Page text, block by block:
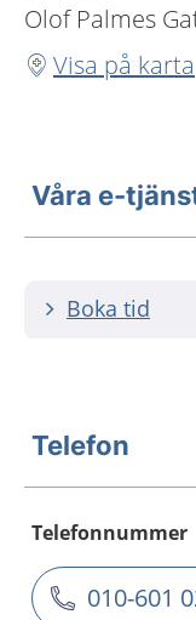
Olof Palmes
Visa på karta
Våra e-
Boka tid
Telefon
Telefonnummer
010-601